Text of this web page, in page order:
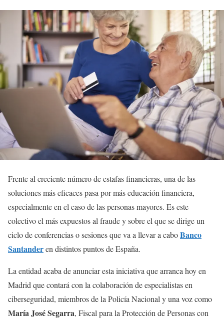
Frente al creciente número de estafas financieras, una de las
soluciones más eficaces pasa por más educación financiera,
especialmente en el caso de las personas mayores. Es este
colectivo el más expuestos al fraude y sobre el que se dirige un
ciclo de conferencias o sesiones que va a llevar a caboBanco
Santanderen distintos puntos de España.
La entidad acaba de anunciar esta iniciativa que arranca hoy en
Madrid que contará con la colaboración de especialistas en
ciberseguridad, miembros de la Policía Nacional y una voz como
María José Segarra, Fiscal para la Protección de Personas con